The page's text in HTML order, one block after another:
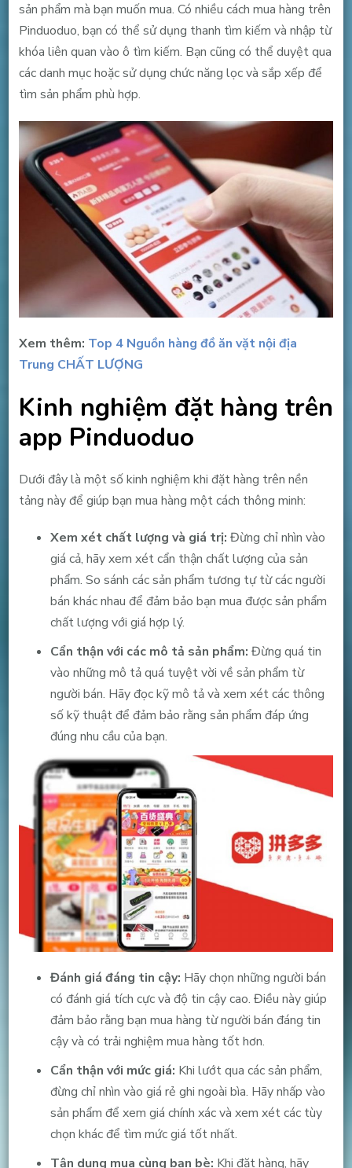
sản phẩm mà bạn muốn mua. Có nhiều cách mua hàng trên
Pinduoduo, bạn có thể sử dụng thanh tìm kiếm và nhập từ
khóa liên quan vào ô tìm kiếm. Bạn cũng có thể duyệt qua
các danh mục hoặc sử dụng chức năng lọc và sắp xếp để
tìm sản phẩm phù hợp.
Xem thêm: Top 4 Nguồn hàng đồ ăn vặt nội địa
Trung CHẤT LƯỢNG
Kinh nghiệm đặt hàng trên
app Pinduoduo
Dưới đây là một số kinh nghiệm khi đặt hàng trên nền
tảng này để giúp bạn mua hàng một cách thông minh:
Xem xét chất lượng và giá trị: Đừng chỉ nhìn vào
giá cả, hãy xem xét cẩn thận chất lượng của sản
phẩm. So sánh các sản phẩm tương tự từ các người
bán khác nhau để đảm bảo bạn mua được sản phẩm
chất lượng với giá hợp lý.
Cẩn thận với các mô tả sản phẩm: Đừng quá tin
vào những mô tả quá tuyệt vời về sản phẩm từ
người bán. Hãy đọc kỹ mô tả và xem xét các thông
số kỹ thuật để đảm bảo rằng sản phẩm đáp ứng
đúng nhu cầu của bạn.
Đánh giá đáng tin cậy: Hãy chọn những người bán
có đánh giá tích cực và độ tin cậy cao. Điều này giúp
đảm bảo rằng bạn mua hàng từ người bán đáng tin
cậy và có trải nghiệm mua hàng tốt hơn.
Cẩn thận với mức giá: Khi lướt qua các sản phẩm,
đừng chỉ nhìn vào giá rẻ ghi ngoài bìa. Hãy nhấp vào
sản phẩm để xem giá chính xác và xem xét các tùy
chọn khác để tìm mức giá tốt nhất.
Tận dụng mua cùng bạn bè: Khi đặt hàng, hãy